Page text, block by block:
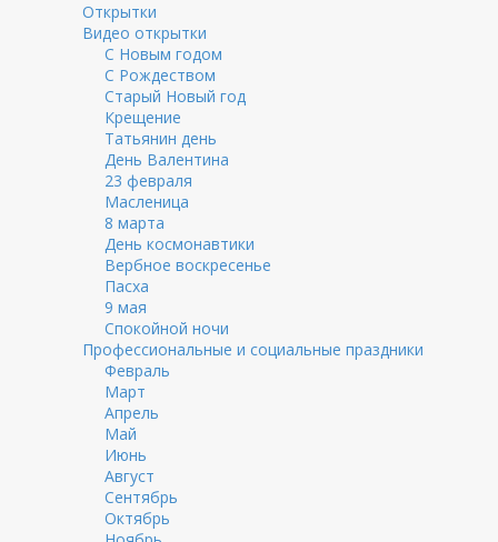
Открытки
Видео открытки
С Новым годом
С Рождеством
Старый Новый год
Крещение
Татьянин день
День Валентина
23 февраля
Масленица
8 марта
День космонавтики
Вербное воскресенье
Пасха
9 мая
Спокойной ночи
Профессиональные и социальные праздники
Февраль
Март
Апрель
Май
Июнь
Август
Сентябрь
Октябрь